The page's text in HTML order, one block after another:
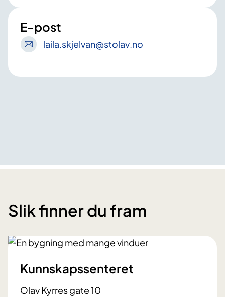
E-post
laila.skjelvan@stolav.no
Slik finner du fram
Kunnskapssenteret
Olav Kyrres gate 10